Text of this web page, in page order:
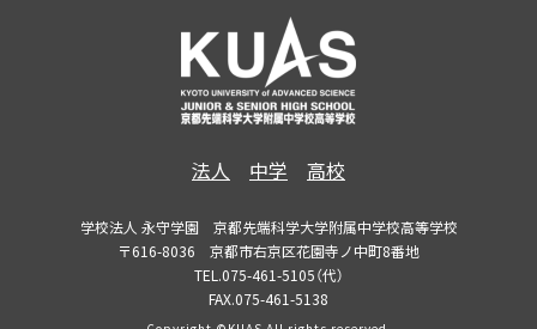
法人 中学 高校
学校法人 永守学園 京都先端科学大学附属中学校高等学校
〒616-8036 京都市右京区花園寺ノ中町8番地
TEL.075-461-5105（代）
FAX.075-461-5138